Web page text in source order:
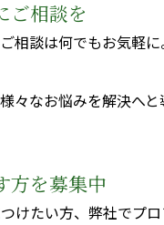
ご相談を
相談は何でもお気軽に
々なお悩みを解決へ
方を募集中
けたい方、弊社でプ